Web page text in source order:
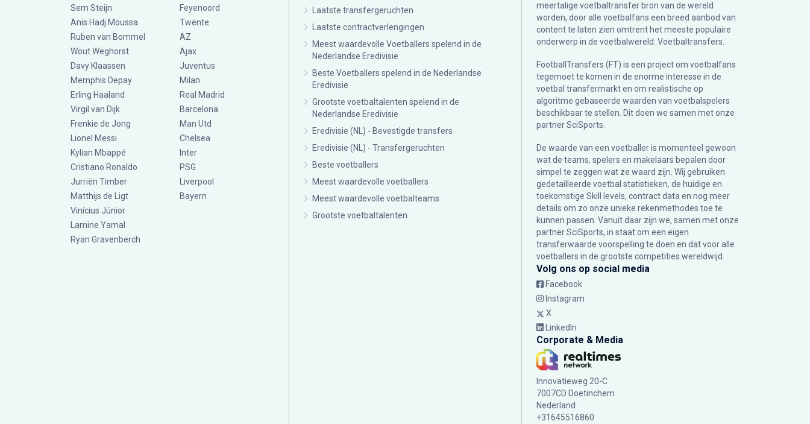
Sem Steijn
Anis Hadj Moussa
Ruben van Bommel
Wout Weghorst
Davy Klaassen
Memphis Depay
Erling Haaland
Virgil van Dijk
Frenkie de Jong
Lionel Messi
Kylian Mbappé
Cristiano Ronaldo
Jurriën Timber
Matthijs de Ligt
Vinícius Júnior
Lamine Yamal
Ryan Gravenberch
Feyenoord
Twente
AZ
Ajax
Juventus
Milan
Real Madrid
Barcelona
Man Utd
Chelsea
Inter
PSG
Liverpool
Bayern
Laatste transfergeruchten
Laatste contractverlengingen
Meest waardevolle Voetballers spelend in de
Nederlandse Eredivisie
Beste Voetballers spelend in de Nederlandse
Eredivisie
Grootste voetbaltalenten spelend in de
Nederlandse Eredivisie
Eredivisie (NL) - Bevestigde transfers
Eredivisie (NL) - Transfergeruchten
Beste voetballers
Meest waardevolle voetballers
Meest waardevolle voetbalteams
Grootste voetbaltalenten
meertalige voetbaltransfer bron van de wereld
worden, door alle voetbalfans een breed aanbod van
content te laten zien omtrent het meeste populaire
onderwerp in de voetbalwereld: Voetbaltransfers.
FootballTransfers (FT) is een project om voetbalfans
tegemoet te komen in de enorme interesse in de
voetbal transfermarkt en om realistische op
algoritme gebaseerde waarden van voetbalspelers
beschikbaar te stellen. Dit doen we samen met onze
partnerSciSports
De waarde van een voetballer is momenteel gewoon
wat de teams, spelers en makelaars bepalen door
simpel te zeggen wat ze waard zijn. Wij gebruiken
gedetailleerde voetbal statistieken, de huidige en
toekomstige Skill levels, contract data en nog meer
details om zo onze unieke rekenmethodes toe te
kunnen passen. Vanuit daar zijn we, samen met onze
partner SciSports, in staat om een eigen
transferwaarde voorspelling te doen en dat voor alle
voetballers in de grootste competities wereldwijd.
Volg ons op social media
Facebook
Instagram
X
LinkedIn
Corporate & Media
Innovatieweg 20-C
7007CD Doetinchem
Nederland
+31645516860